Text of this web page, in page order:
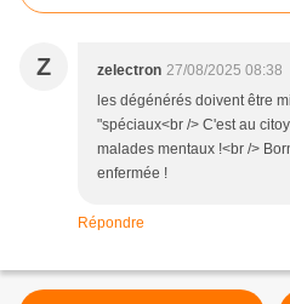
Z zelectron 27/08/2025 08:38
les dégénérés doivent être
"spéciaux<br /> C'est au
malades mentaux !<br />
enfermée !
Répondre